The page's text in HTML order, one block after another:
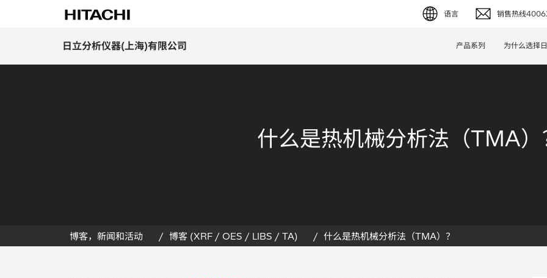
语言
English (EN)
销售热线
日立分析仪器(上海)有限公司 产品系列 为什么选择
什么是热机械分析法（TMA
博客，新闻和活动 博客 (XRF / OES / LIBS / TA) 什么是热机械分析法（TMA）？